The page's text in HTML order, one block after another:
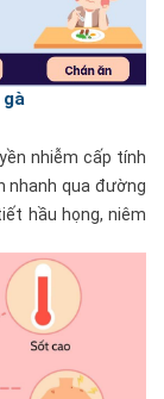
gà
nhiễm cấp tính
nhanh qua đường
hầu họng, niêm